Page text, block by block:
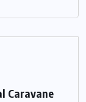
Caravane